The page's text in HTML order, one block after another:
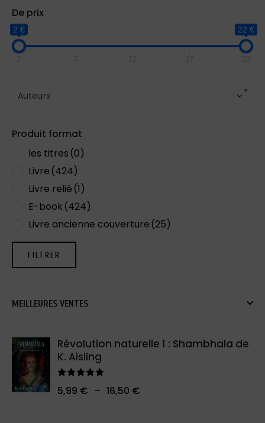
De prix
2 € 22 €
Auteurs
Produit format
les titres (0)
Livre (424)
Livre relié (1)
E-book (424)
Livre ancienne couverture (25)
FILTRER
MEILLEURES VENTES
Révolution naturelle 1 : Shambhala de
K. Aisling
Note
sur 5
5,99 € – 16,50 €